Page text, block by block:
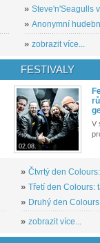
» Steve'n'Seagulls
» Anonymní
» zobrazit více...
FESTIVALY
02.08.
V
» Čtvrtý den
» Třetí den Colours:
» Druhý den
» zobrazit více...